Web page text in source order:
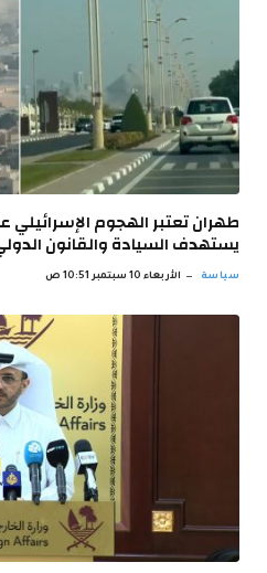
طهران تعتبر الهجوم الإسرائيلي
يستهدف السيادة والقانون
سياسة الأربعاء 10 سبتمبر 10:51 ص